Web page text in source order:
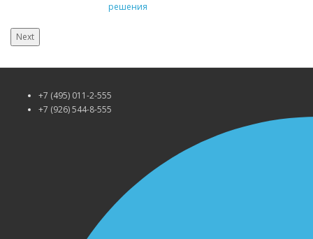
решения
Next
+7 (495) 011-2-555
+7 (926) 544-8-555